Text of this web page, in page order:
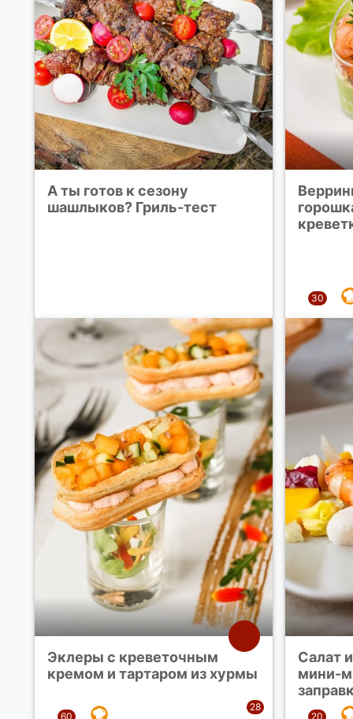
А ты готов к сезону
шашлыков? Гриль-тест
Эклеры с креветочным
кремом и тартаром из хурмы
Салат
мини-